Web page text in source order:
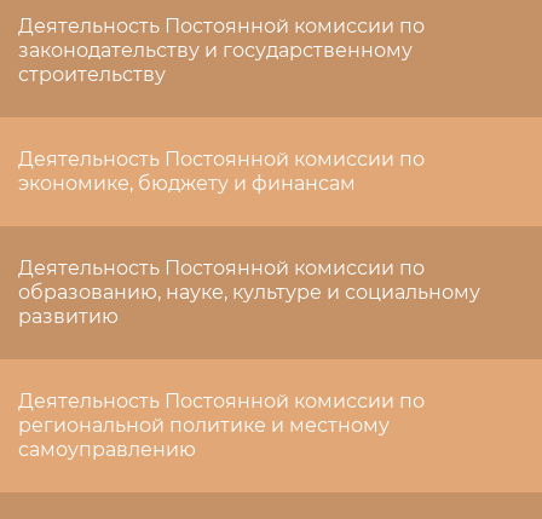
Деятельность Постоянной комиссии по
законодательству и государственному
строительству
Деятельность Постоянной комиссии по
экономике, бюджету и финансам
Деятельность Постоянной комиссии по
образованию, науке, культуре и социальному
развитию
Деятельность Постоянной комиссии по
региональной политике и местному
самоуправлению